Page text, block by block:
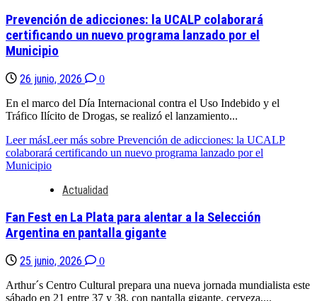
Prevención de adicciones: la UCALP colaborará
certificando un nuevo programa lanzado por el
Municipio
26 junio, 2026
0
En el marco del Día Internacional contra el Uso Indebido y el
Tráfico Ilícito de Drogas, se realizó el lanzamiento...
Leer másLeer más sobre Prevención de adicciones: la UCALP
colaborará certificando un nuevo programa lanzado por el
Municipio
Actualidad
Fan Fest en La Plata para alentar a la Selección
Argentina en pantalla gigante
25 junio, 2026
0
Arthur´s Centro Cultural prepara una nueva jornada mundialista este
sábado en 21 entre 37 y 38, con pantalla gigante, cerveza,...